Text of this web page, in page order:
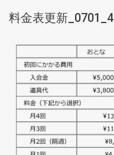
料金表更新_0701_4